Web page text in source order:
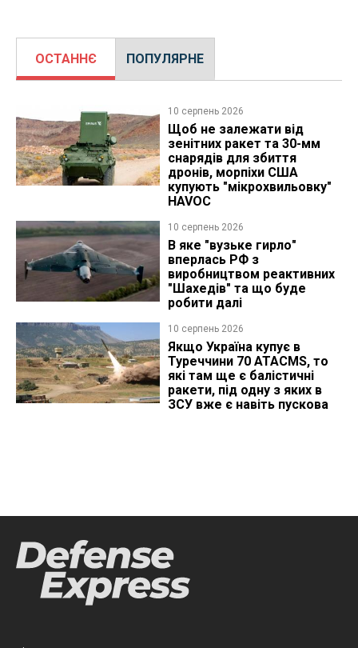
ОСТАННЄ ПОПУЛЯРНЕ
10 серпень 2026
Щоб не залежати від
зенітних ракет та 30-мм
снарядів для збиття
дронів, морпіхи США
купують "мікрохвильовку"
HAVOC
10 серпень 2026
В яке "вузьке гирло"
вперлась РФ з
виробництвом реактивних
"Шахедів" та що буде
робити далі
10 серпень 2026
Якщо Україна купує в
Туреччини 70 ATACMS, то
які там ще є балістичні
ракети, під одну з яких в
ЗСУ вже є навіть пускова